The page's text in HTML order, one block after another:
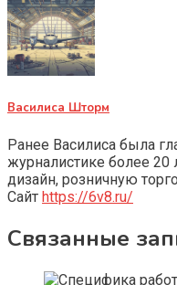
Василиса Шторм
Ранее Василиса была
журналистике более 20
дизайн, розничную
Сайт https://6v8.ru/
Связанные